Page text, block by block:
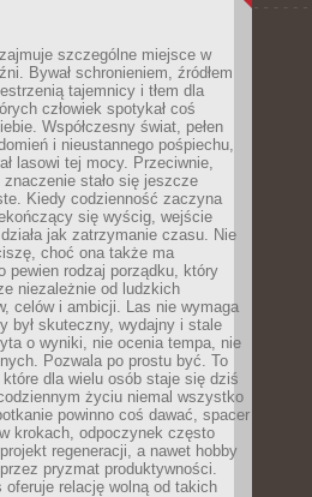
szczególne miejsce w
Bywał schronieniem, źródłem
tajemnicy i tłem dla
człowiek spotykał coś
Współczesny świat, pełen
i nieustannego pośpiechu,
lasowi tej mocy. Przeciwnie,
znaczenie stało się jeszcze
Kiedy codzienność zaczyna
się wyścig, wejście
jak zatrzymanie czasu. Nie
choć ona także ma
pewien rodzaj porządku, który
niezależnie od ludzkich
celów i ambicji. Las nie wymaga
był skuteczny, wydajny i stale
o wyniki, nie ocenia tempa, nie
Pozwala po prostu być. To
dla wielu osób staje się dziś
życiu niemal wszystko
powinno coś dawać, spacer
krokach, odpoczynek często
regeneracji, a nawet hobby
pryzmat produktywności.
oferuje relację wolną od takich